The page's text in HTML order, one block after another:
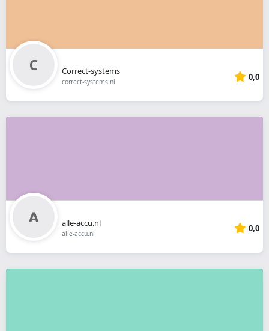
Correct-systems
correct-systems.nl 0,0
alle-accu.nl
alle-accu.nl 0,0